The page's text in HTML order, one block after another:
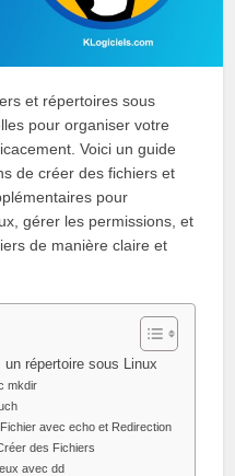
et répertoires sous
pour organiser votre
Voici un guide
de créer des fichiers et
pour
gérer les permissions, et
de manière claire et
répertoire sous Linux
mkdir
avec echo et Redirection
des Fichiers
avec dd